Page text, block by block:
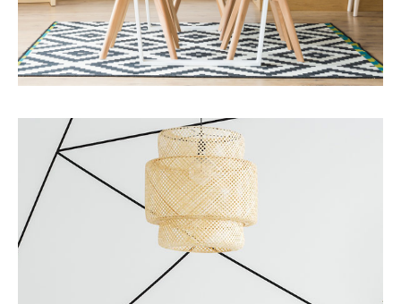
Otros